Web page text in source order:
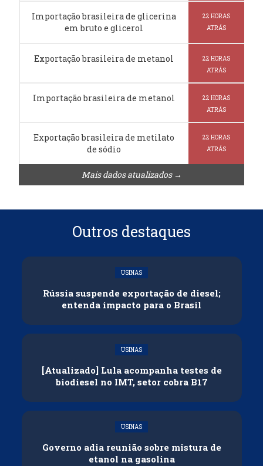
Importação brasileira de glicerina
em bruto e glicerol
22 HORAS
ATRÁS
Exportação brasileira de metanol
22 HORAS
ATRÁS
Importação brasileira de metanol
22 HORAS
ATRÁS
Exportação brasileira de metilato
de sódio
22 HORAS
ATRÁS
Mais dados atualizados →
Outros destaques
USINAS
Rússia suspende exportação de diesel;
entenda impacto para o Brasil
USINAS
[Atualizado] Lula acompanha testes de
biodiesel no IMT, setor cobra B17
USINAS
Governo adia reunião sobre mistura de
etanol na gasolina